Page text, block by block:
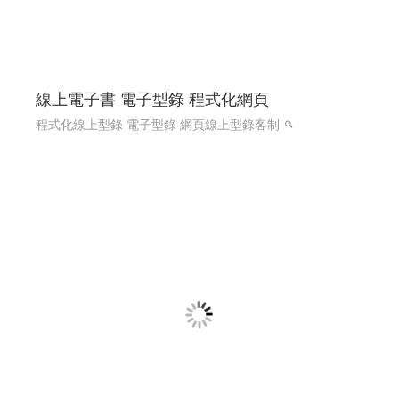
線上電子書 電子型錄 程式化網頁
程式化線上型錄 電子型錄 網頁線上型錄客制